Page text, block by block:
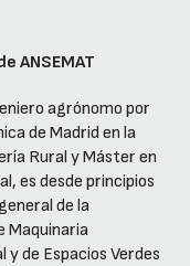
ANSEMAT
agrónomo por
de Madrid en la
Rural y Máster en
es desde principios
de la
Maquinaria
de Espacios Verdes